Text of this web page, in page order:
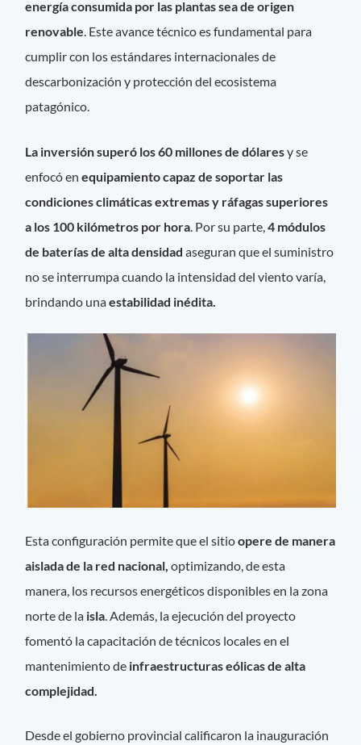
energía consumida por las plantas sea de origen
renovable. Este avance técnico es fundamental para
cumplir con los estándares internacionales de
descarbonización y protección del ecosistema
patagónico.
La inversión superó los 60 millones de dólaresy se
enfocó enequipamiento capaz de soportar las
condiciones climáticas extremas y ráfagas superiores
a los 100 kilómetros por hora . Por su parte,4 módulos
de baterías de alta densidad aseguran que el suministro
no se interrumpa cuando la intensidad del viento varía,
brindando unaestabilidad inédita.
Esta configuración permite que el sitioopere de manera
aislada de la red nacional, optimizando, de esta
manera, los recursos energéticos disponibles en la zona
norte de la isla . Además, la ejecución del proyecto
fomentó la capacitación de técnicos locales en el
mantenimiento de infraestructuras eólicas de alta
complejidad.
Desde el gobierno provincial calificaron la inauguración